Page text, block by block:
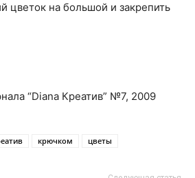
цветок на большой и закрепить
“Diana Креатив” №7, 2009
крючком цветы